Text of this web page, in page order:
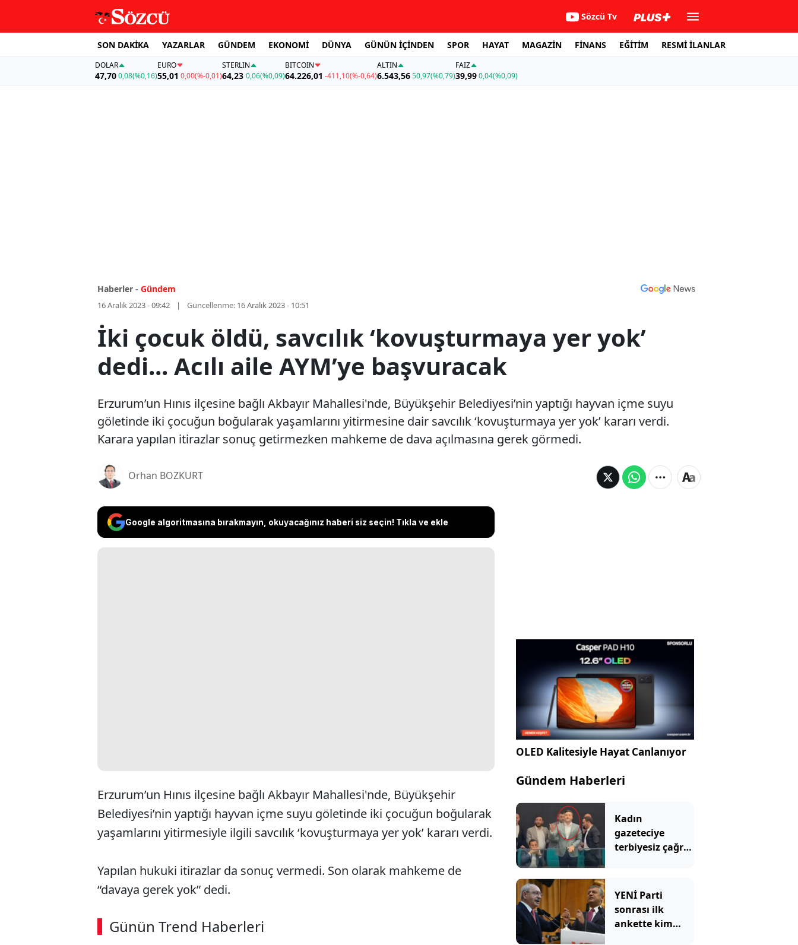
Sözcü Tv
SON DAKİKA YAZARLAR GÜNDEM EKONOMİ DÜNYA GÜNÜN İÇİNDEN SPOR HAYAT MAGAZİN FİNANS EĞİTİM RESMİ İLANLAR
DOLAR
47,700,08(%0,16)
EURO
55,01 0,00(%-0,01)
STERLIN
64,23 0,06(%0,09)
BITCOIN
64.226,01 -411,10(%-0,64)
ALTIN
6.543,5650,97(%0,79)
FAİZ
39,990,04(%0,09)
Haberler - Gündem
16 Aralık 2023 - 09:42 Güncellenme: 16 Aralık 2023 - 10:51
İki çocuk öldü, savcılık ‘kovuşturmaya yer yok’
dedi... Acılı aile AYM’ye başvuracak
Erzurum’un Hınıs ilçesine bağlı Akbayır Mahallesi'nde, Büyükşehir Belediyesi’nin yaptığı hayvan içme suyu
göletinde iki çocuğun boğularak yaşamlarını yitirmesine dair savcılık ‘kovuşturmaya yer yok’ kararı verdi.
Karara yapılan itirazlar sonuç getirmezken mahkeme de dava açılmasına gerek görmedi.
Orhan BOZKURT
Google algoritmasına bırakmayın, okuyacağınız haberi siz seçin! Tıkla ve ekle
Erzurum’un Hınıs ilçesine bağlı Akbayır Mahallesi'nde, Büyükşehir
Belediyesi’nin yaptığı hayvan içme suyu göletinde iki çocuğun boğularak
yaşamlarını yitirmesiyle ilgili savcılık ‘kovuşturmaya yer yok’ kararı verdi.
Yapılan hukuki itirazlar da sonuç vermedi. Son olarak mahkeme de
“davaya gerek yok” dedi.
Günün Trend Haberleri
OLED Kalitesiyle Hayat Canlanıyor
Gündem Haberleri
Kadın
gazeteciye
terbiyesiz çağrı:
YENİ Parti
sonrası ilk
ankette kim